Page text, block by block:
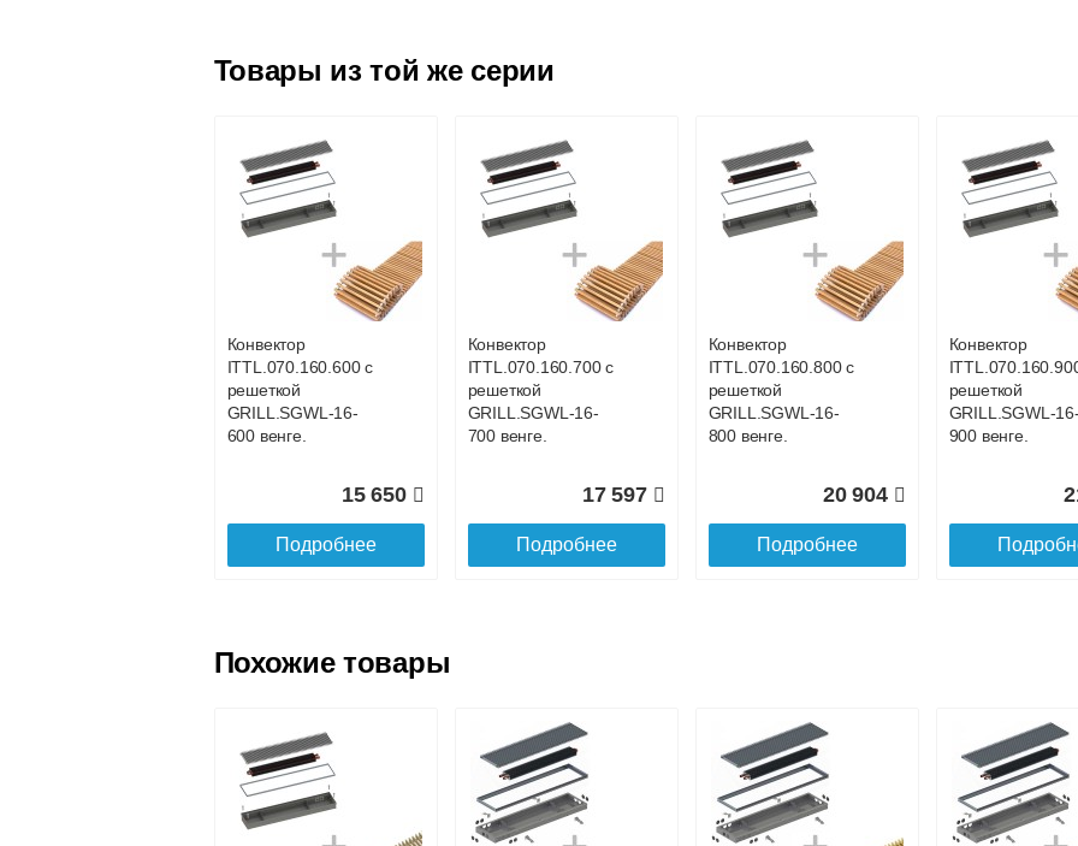
Доставка сантехники по Москве и Московской области
Подъем на этаж.
до подъезда
услуга платная
возможность
Доставка в регионы России.
Возможные способы оплаты:
Интернет-деньгами (Yandex-деньги, Web-money, Qiwi-кошельки и другие).
Безналичный расчёт (возможно и с НДС)
Товары из той же серии
Конвектор
ITTL.070.160.600 с
решеткой
GRILL.SGWL-16-
600 венге.
15 650
Подробнее
Конвектор
ITTL.070.160.700 с
решеткой
GRILL.SGWL-16-
700 венге.
17 597
Подробнее
Конвектор
ITTL.070.160.800 с
решеткой
GRILL.SGWL-16-
800 венге.
20 904
Подробнее
Конвектор
решеткой
GRILL.SGWL-16-
900 венге.
Конвектор
Конвектор
Конвектор
Конвектор
Похожие товары